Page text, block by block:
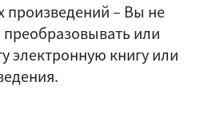
произведений– Вы не
или
электронную книгу или